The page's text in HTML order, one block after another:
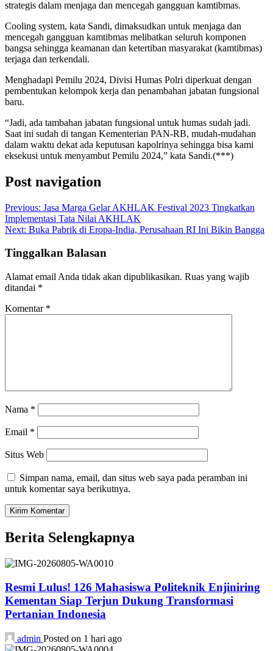
strategis dalam menjaga dan mencegah gangguan kamtibmas.
Cooling system, kata Sandi, dimaksudkan untuk menjaga dan
mencegah gangguan kamtibmas melibatkan seluruh komponen
bangsa sehingga keamanan dan ketertiban masyarakat (kamtibmas)
terjaga dan terkendali.
Menghadapi Pemilu 2024, Divisi Humas Polri diperkuat dengan
pembentukan kelompok kerja dan penambahan jabatan fungsional
baru.
“Jadi, ada tambahan jabatan fungsional untuk humas sudah jadi.
Saat ini sudah di tangan Kementerian PAN-RB, mudah-mudahan
dalam waktu dekat ada keputusan kapolrinya sehingga bisa kami
eksekusi untuk menyambut Pemilu 2024,” kata Sandi.(***)
Post navigation
Previous: Jasa Marga Gelar AKHLAK Festival 2023 Tingkatkan
Implementasi Tata Nilai AKHLAK
Next: Buka Pabrik di Eropa-India, Perusahaan RI Ini Bikin Bangga
Tinggalkan Balasan
Alamat email Anda tidak akan dipublikasikan. Ruas yang wajib
ditandai *
Komentar *
Nama *
Email *
Situs Web
Simpan nama, email, dan situs web saya pada peramban ini
untuk komentar saya berikutnya.
Berita Selengkapnya
Resmi Lulus! 126 Mahasiswa Politeknik Enjiniring
Kementan Siap Terjun Dukung Transformasi
Pertanian Indonesia
admin Posted on 1 hari ago